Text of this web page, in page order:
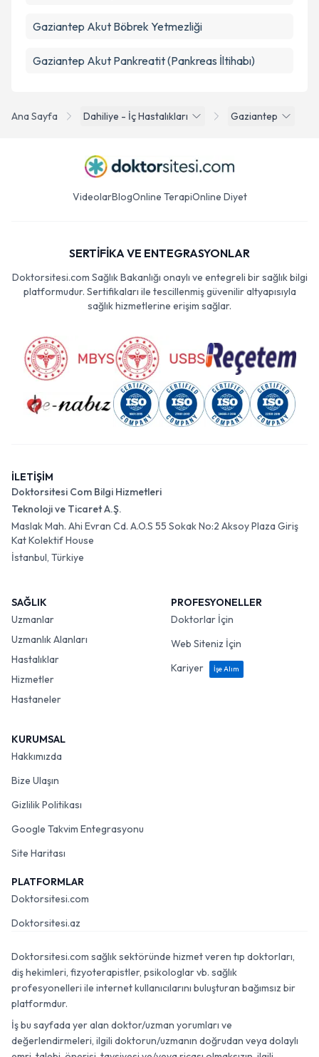
Ana Sayfa Dahiliye - İç Hastalıkları Gaziantep
Gaziantep Akut Böbrek Yetmezliği
Gaziantep Akut Pankreatit (Pankreas İltihabı)
VideolarBlogOnline TerapiOnline Diyet
SERTİFİKA VE ENTEGRASYONLAR
Doktorsitesi.com Sağlık Bakanlığı onaylı ve entegreli bir sağlık bilgi
platformudur. Sertifikaları ile tescillenmiş güvenilir altyapısıyla
sağlık hizmetlerine erişim sağlar.
İLETİŞİM
Doktorsitesi Com Bilgi Hizmetleri
Teknoloji ve Ticaret A.Ş.
Maslak Mah. Ahi Evran Cd. A.O.S 55 Sokak No:2 Aksoy Plaza Giriş
Kat Kolektif House
İstanbul, Türkiye
SAĞLIK
Uzmanlar
Uzmanlık Alanları
Hastalıklar
Hizmetler
Hastaneler
PROFESYONELLER
Doktorlar İçin
Web Siteniz İçin
Kariyer
İşe Alım
KURUMSAL
Hakkımızda
Bize Ulaşın
Gizlilik Politikası
Google Takvim Entegrasyonu
Site Haritası
PLATFORMLAR
Doktorsitesi.com
Doktorsitesi.az
Doktorsitesi.com sağlık sektöründe hizmet veren tıp doktorları,
diş hekimleri, fizyoterapistler, psikologlar vb. sağlık
profesyonelleri ile internet kullanıcılarını buluşturan bağımsız bir
platformdur.
İş bu sayfada yer alan doktor/uzman yorumları ve
değerlendirmeleri, ilgili doktorun/uzmanın doğrudan veya dolaylı